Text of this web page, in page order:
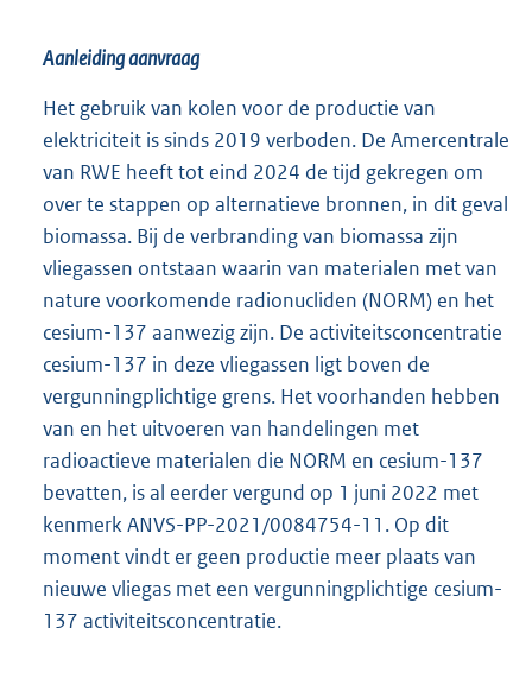
Aanleiding aanvraag
Het gebruik van kolen voor de productie van
elektriciteit is sinds 2019 verboden. De Amercentrale
van RWE heeft tot eind 2024 de tijd gekregen om
over te stappen op alternatieve bronnen, in dit geval
biomassa. Bij de verbranding van biomassa zijn
vliegassen ontstaan waarin van materialen met van
nature voorkomende radionucliden (NORM) en het
cesium-137 aanwezig zijn. De activiteitsconcentratie
cesium-137 in deze vliegassen ligt boven de
vergunningplichtige grens. Het voorhanden hebben
van en het uitvoeren van handelingen met
radioactieve materialen die NORM en cesium-137
bevatten, is al eerder vergund op 1 juni 2022 met
kenmerk ANVS-PP-2021/0084754-11. Op dit
moment vindt er geen productie meer plaats van
nieuwe vliegas met een vergunningplichtige cesium-
137 activiteitsconcentratie.